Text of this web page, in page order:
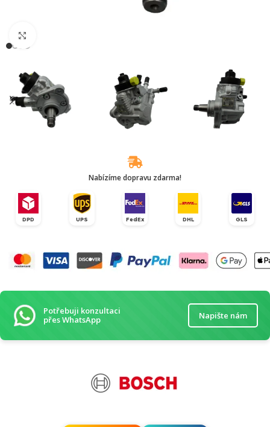
Nabízíme dopravu zdarma!
DPD UPS FedEx DHL GLS
Potřebuji konzultaci
přes WhatsApp
Napište nám